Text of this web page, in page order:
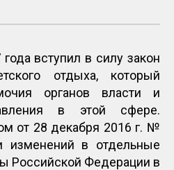
вступил в силу закон
отдыха, который
органов власти и
в этой сфере.
от 28 декабря 2016 г. №
изменений в отдельные
Российской Федерации в